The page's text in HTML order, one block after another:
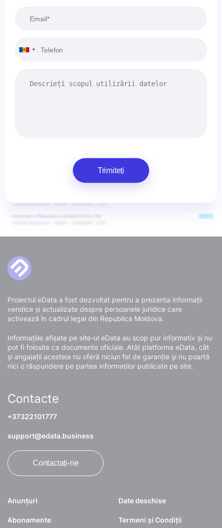
Trimiteți
Proiectul eData a fost dezvoltat pentru a prezenta informații
veridice și actualizate despre persoanele juridice care
activează în cadrul legal din Republica Moldova.
Informațiile afișate pe site-ul eData au scop pur informativ și nu
pot fi folosite ca documente oficiale. Atât platforma eData, cât
și angajații acesteia nu oferă niciun fel de garanție și nu poartă
nici o răspundere pe partea informaților publicate pe site.
Anunțuri
Abonamente
Date deschise
Termeni și Condiții
Contacte
+37322101777
support@edata.business
Contactați-ne